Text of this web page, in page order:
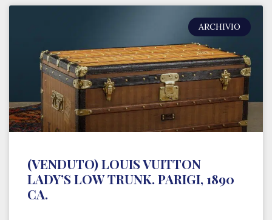
ARCHIVIO
(VENDUTO) LOUIS VUITTON
LADY’S LOW TRUNK. PARIGI, 1890
CA.